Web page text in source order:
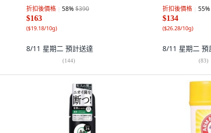
折扣後價格 58%$390
$163
($19.18/10g)
8/11 星期二 預計送達
(144)
折扣後價格 55%
$134
($26.28/10g)
8/11 星期二 預
(83)